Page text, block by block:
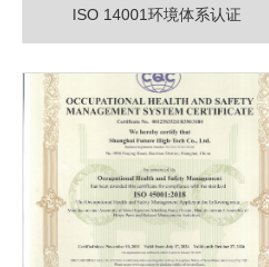
ISO 14001环境体系认证